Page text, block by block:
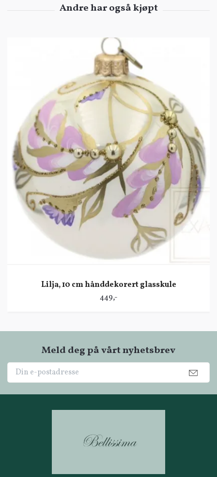
Lilja, 10 cm hånddekorert glasskule
449,-
Meld deg på vårt nyhetsbrev